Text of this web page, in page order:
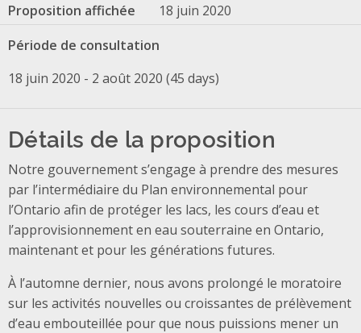
Proposition affichée
18 juin 2020
Période de consultation
18 juin 2020 - 2 août 2020 (45 days)
Détails de la proposition
Notre gouvernement s’engage à prendre des mesures
par l’intermédiaire du Plan environnemental pour
l’Ontario afin de protéger les lacs, les cours d’eau et
l’approvisionnement en eau souterraine en Ontario,
maintenant et pour les générations futures.
À l’automne dernier, nous avons prolongé le moratoire
sur les activités nouvelles ou croissantes de prélèvement
d’eau embouteillée pour que nous puissions mener un